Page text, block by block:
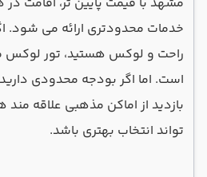
خدمات محدودتری ارائه می شود.
راحت و لوکس هستید، تور لوکس
است. اما اگر بودجه محدودی
بازدید از اماکن مذهبی علاقه
تواند انتخاب بهتری باشد.